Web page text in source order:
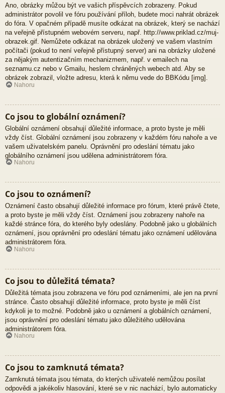
Ano, obrázky můžou být ve vašich příspěvcích zobrazeny. Pokud
administrátor povolil ve fóru používání příloh, budete moci nahrát obrázek
do fóra. V opačném případě musíte odkázat na obrázek, který se nachází
na veřejně přístupném webovém serveru, např. http://www.priklad.cz/muj-
obrazek.gif. Nemůžete odkázat na obrázek uložený ve vašem vlastním
počítači (pokud to není veřejně přístupný server) ani na obrázky uložené
za nějakým autentizačním mechanizmem, např. v emailech na
seznamu.cz nebo v Gmailu, heslem chráněných webech atd. Aby se
obrázek zobrazil, vložte adresu, která k němu vede do BBKódu [img].
Nahoru
Co jsou to globální oznámení?
Globální oznámení obsahují důležité informace, a proto byste je měli
vždy číst. Globální oznámení jsou zobrazeny v každém fóru nahoře a ve
vašem uživatelském panelu. Oprávnění pro odeslání tématu jako
globálního oznámení jsou udělena administrátorem fóra.
Nahoru
Co jsou to oznámení?
Oznámení často obsahují důležité informace pro fórum, které právě čtete,
a proto byste je měli vždy číst. Oznámení jsou zobrazeny nahoře na
každé stránce fóra, do kterého byly odeslány. Podobně jako u globálních
oznámení, jsou oprávnění pro odeslání tématu jako oznámení udělována
administrátorem fóra.
Nahoru
Co jsou to důležitá témata?
Důležitá témata jsou zobrazena ve fóru pod oznámeními, ale jen na první
stránce. Často obsahují důležité informace, proto byste je měli číst
kdykoli je to možné. Podobně jako u oznámení a globálních oznámení,
jsou oprávnění pro odeslání tématu jako důležitého udělována
administrátorem fóra.
Nahoru
Co jsou to zamknutá témata?
Zamknutá témata jsou témata, do kterých uživatelé nemůžou posílat
odpovědi a jakékoliv hlasování, které se v nic nachází, bylo automaticky